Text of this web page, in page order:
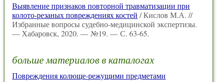
Выявление признаков повторной травматизации при
колото-резаных повреждениях костей / Кислов М.А. //
Избранные вопросы судебно-медицинской экспертизы.
— Хабаровск, 2020. — №19. — С. 63-65.
больше материалов в каталогах
Повреждения колюще-режущими предметами